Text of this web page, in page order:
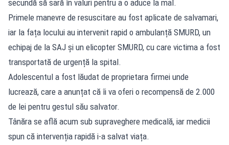
secundă să sară în valuri pentru a o aduce la mal.
Primele manevre de resuscitare au fost aplicate de salvamari,
iar la fața locului au intervenit rapid o ambulanță SMURD, un
echipaj de la SAJ și un elicopter SMURD, cu care victima a fost
transportată de urgență la spital.
Adolescentul a fost lăudat de proprietara firmei unde
lucrează, care a anunțat că îi va oferi o recompensă de 2.000
de lei pentru gestul său salvator.
Tânăra se află acum sub supraveghere medicală, iar medicii
spun că intervenția rapidă i-a salvat viața.